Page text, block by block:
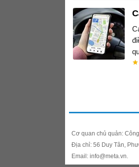
Cơ quan chủ quản:
Địa chỉ: 56 Duy Tân,
Email: info@meta.vn.